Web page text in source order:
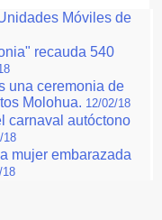
Móviles de
recauda 540
una ceremonia de
Molohua. 12/02/18
carnaval autóctono
18
mujer embarazada
18